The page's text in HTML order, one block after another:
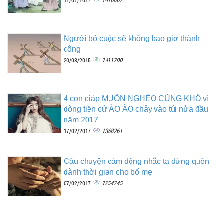
Người bỏ cuộc sẽ không bao giờ thành
công
20/08/2015 1411790
4 con giáp MUỐN NGHÈO CŨNG KHÓ vì
dòng tiền cứ ÀO ÀO chảy vào túi nửa đầu
năm 2017
17/02/2017 1368261
Câu chuyện cảm động nhắc ta đừng quên
dành thời gian cho bố mẹ
07/02/2017 1254745